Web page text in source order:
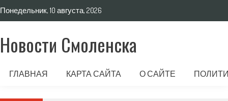
Понедельник, 10 августа, 2026
Новости Смоленска
ГЛАВНАЯ КАРТА САЙТА О САЙТЕ